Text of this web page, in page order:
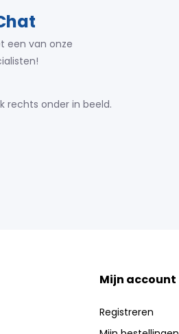
een van onze
rechts onder in beeld.
Mijn account
Registreren